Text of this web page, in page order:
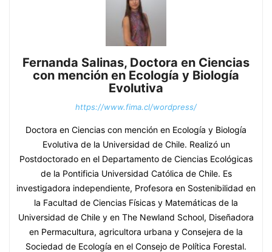
Fernanda Salinas, Doctora en Ciencias
con mención en Ecología y Biología
Evolutiva
https://www.fima.cl/wordpress/
Doctora en Ciencias con mención en Ecología y Biología
Evolutiva de la Universidad de Chile. Realizó un
Postdoctorado en el Departamento de Ciencias Ecológicas
de la Pontificia Universidad Católica de Chile. Es
investigadora independiente, Profesora en Sostenibilidad en
la Facultad de Ciencias Físicas y Matemáticas de la
Universidad de Chile y en The Newland School, Diseñadora
en Permacultura, agricultora urbana y Consejera de la
Sociedad de Ecología en el Consejo de Política Forestal.